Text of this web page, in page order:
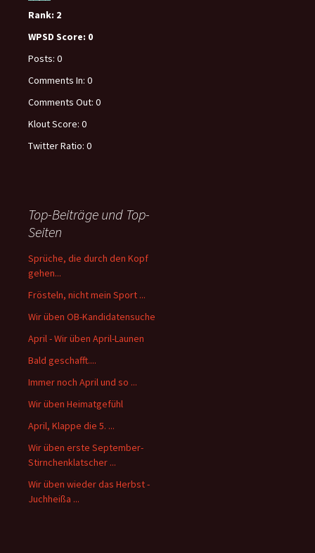
Rank: 2
WPSD Score: 0
Posts: 0
Comments In: 0
Comments Out: 0
Klout Score: 0
Twitter Ratio: 0
Top-Beiträge und Top-
Seiten
Sprüche, die durch den Kopf
gehen...
Frösteln, nicht mein Sport ...
Wir üben OB-Kandidatensuche
April - Wir üben April-Launen
Bald geschafft....
Immer noch April und so ...
Wir üben Heimatgefühl
April, Klappe die 5. ...
Wir üben erste September-
Stirnchenklatscher ...
Wir üben wieder das Herbst -
Juchheißa ...